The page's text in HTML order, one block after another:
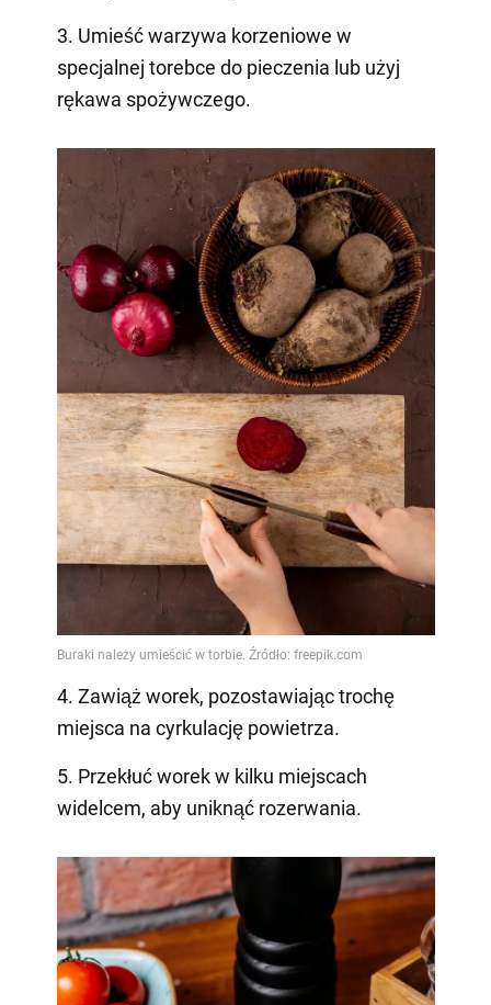
3. Umieść warzywa korzeniowe w
specjalnej torebce do pieczenia lub użyj
rękawa spożywczego.
4. Zawiąż worek, pozostawiając trochę
miejsca na cyrkulację powietrza.
5. Przekłuć worek w kilku miejscach
widelcem, aby uniknąć rozerwania.